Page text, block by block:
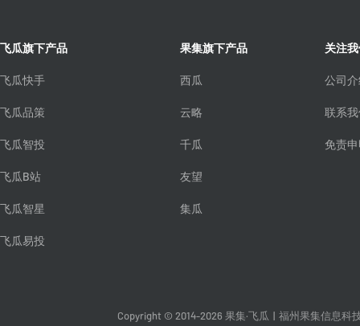
飞瓜旗下产品
飞瓜快手
飞瓜品策
飞瓜智投
飞瓜B站
飞瓜智星
飞瓜易投
果集旗下产品
西瓜
云略
千瓜
友望
集瓜
关注
公司
联系
免责
Copyright © 2014-2026 果集·飞瓜 福州果集信息科